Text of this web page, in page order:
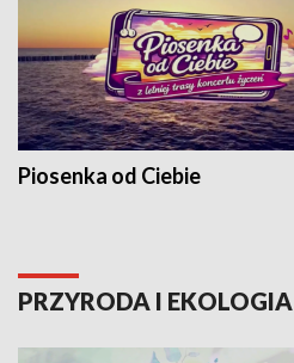
Piosenka od Ciebie
PRZYRODA I EKOLOGIA